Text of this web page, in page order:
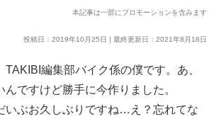
本記事は一部にプロモーションを含みます
投稿日：2019年10月25日 | 最終更新日：2021年8月18日
編集部バイク係の僕です。あ、
ですけど勝手に今作りました。
いぶお久しぶりですね…え？忘れてな